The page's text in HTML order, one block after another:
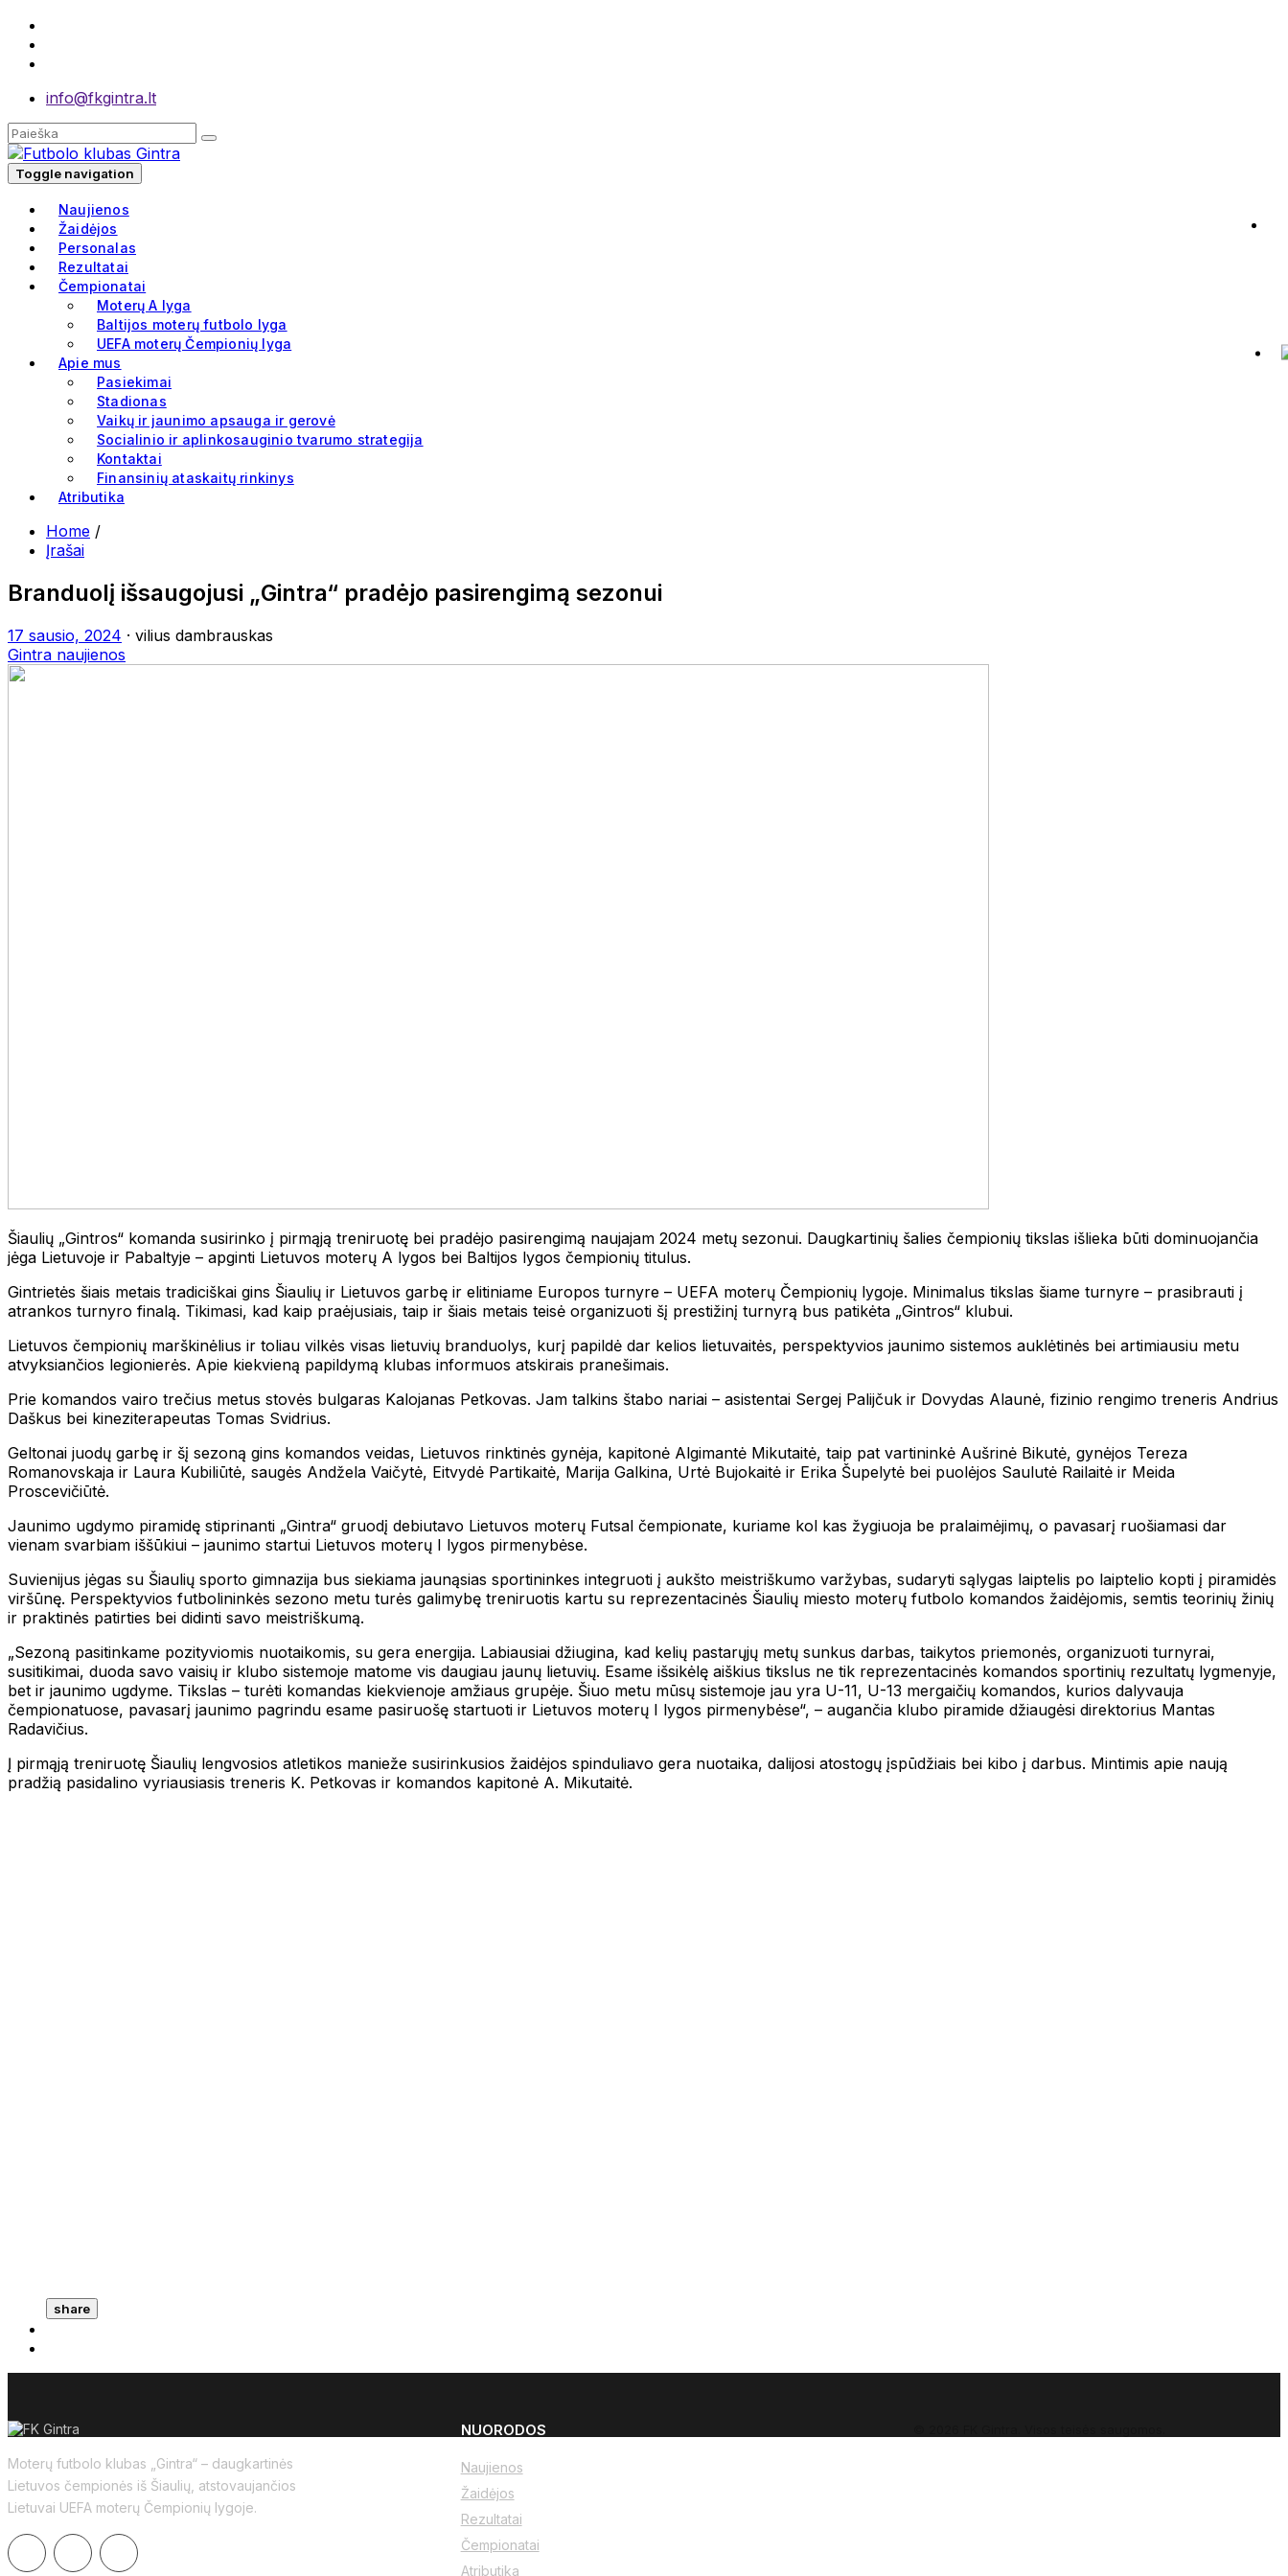
info@fkgintra.lt
Toggle navigation
Naujienos
Žaidėjos
Personalas
Rezultatai
Čempionatai
Moterų A lyga
Baltijos moterų futbolo lyga
UEFA moterų Čempionių lyga
Apie mus
Pasiekimai
Stadionas
Vaikų ir jaunimo apsauga ir gerovė
Socialinio ir aplinkosauginio tvarumo strategija
Kontaktai
Finansinių ataskaitų rinkinys
Atributika
Home /
Įrašai
Branduolį išsaugojusi „Gintra“ pradėjo pasirengimą sezonui
17 sausio, 2024 · vilius dambrauskas
Gintra naujienos
Šiaulių „Gintros“ komanda susirinko į pirmąją treniruotę bei pradėjo pasirengimą naujajam 2024 metų sezonui. Daugkartinių šalies čempionių tikslas išlieka būti dominuojančia
jėga Lietuvoje ir Pabaltyje – apginti Lietuvos moterų A lygos bei Baltijos lygos čempionių titulus.
Gintrietės šiais metais tradiciškai gins Šiaulių ir Lietuvos garbę ir elitiniame Europos turnyre – UEFA moterų Čempionių lygoje. Minimalus tikslas šiame turnyre – prasibrauti į
atrankos turnyro finalą. Tikimasi, kad kaip praėjusiais, taip ir šiais metais teisė organizuoti šį prestižinį turnyrą bus patikėta „Gintros“ klubui.
Lietuvos čempionių marškinėlius ir toliau vilkės visas lietuvių branduolys, kurį papildė dar kelios lietuvaitės, perspektyvios jaunimo sistemos auklėtinės bei artimiausiu metu
atvyksiančios legionierės. Apie kiekvieną papildymą klubas informuos atskirais pranešimais.
Prie komandos vairo trečius metus stovės bulgaras Kalojanas Petkovas. Jam talkins štabo nariai – asistentai Sergej Palijčuk ir Dovydas Alaunė, fizinio rengimo treneris Andrius
Daškus bei kineziterapeutas Tomas Svidrius.
Geltonai juodų garbę ir šį sezoną gins komandos veidas, Lietuvos rinktinės gynėja, kapitonė Algimantė Mikutaitė, taip pat vartininkė Aušrinė Bikutė, gynėjos Tereza
Romanovskaja ir Laura Kubiliūtė, saugės Andžela Vaičytė, Eitvydė Partikaitė, Marija Galkina, Urtė Bujokaitė ir Erika Šupelytė bei puolėjos Saulutė Railaitė ir Meida
Proscevičiūtė.
Jaunimo ugdymo piramidę stiprinanti „Gintra“ gruodį debiutavo Lietuvos moterų Futsal čempionate, kuriame kol kas žygiuoja be pralaimėjimų, o pavasarį ruošiamasi dar
vienam svarbiam iššūkiui – jaunimo startui Lietuvos moterų I lygos pirmenybėse.
Suvienijus jėgas su Šiaulių sporto gimnazija bus siekiama jaunąsias sportininkes integruoti į aukšto meistriškumo varžybas, sudaryti sąlygas laiptelis po laiptelio kopti į piramidės
viršūnę. Perspektyvios futbolininkės sezono metu turės galimybę treniruotis kartu su reprezentacinės Šiaulių miesto moterų futbolo komandos žaidėjomis, semtis teorinių žinių
ir praktinės patirties bei didinti savo meistriškumą.
„Sezoną pasitinkame pozityviomis nuotaikomis, su gera energija. Labiausiai džiugina, kad kelių pastarųjų metų sunkus darbas, taikytos priemonės, organizuoti turnyrai,
susitikimai, duoda savo vaisių ir klubo sistemoje matome vis daugiau jaunų lietuvių. Esame išsikėlę aiškius tikslus ne tik reprezentacinės komandos sportinių rezultatų lygmenyje,
bet ir jaunimo ugdyme. Tikslas – turėti komandas kiekvienoje amžiaus grupėje. Šiuo metu mūsų sistemoje jau yra U-11, U-13 mergaičių komandos, kurios dalyvauja
čempionatuose, pavasarį jaunimo pagrindu esame pasiruošę startuoti ir Lietuvos moterų I lygos pirmenybėse“, – augančia klubo piramide džiaugėsi direktorius Mantas
Radavičius.
Į pirmąją treniruotę Šiaulių lengvosios atletikos manieže susirinkusios žaidėjos spinduliavo gera nuotaika, dalijosi atostogų įspūdžiais bei kibo į darbus. Mintimis apie naują
pradžią pasidalino vyriausiasis treneris K. Petkovas ir komandos kapitonė A. Mikutaitė.
share
Moterų futbolo klubas „Gintra“ – daugkartinės
Lietuvos čempionės iš Šiaulių, atstovaujančios
Lietuvai UEFA moterų Čempionių lygoje.
NUORODOS
Naujienos
Žaidėjos
Rezultatai
Čempionatai
Atributika